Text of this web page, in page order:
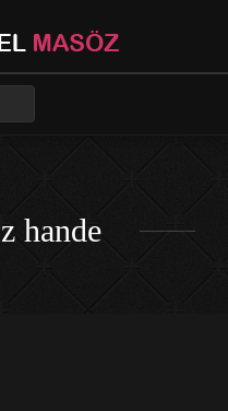
hande